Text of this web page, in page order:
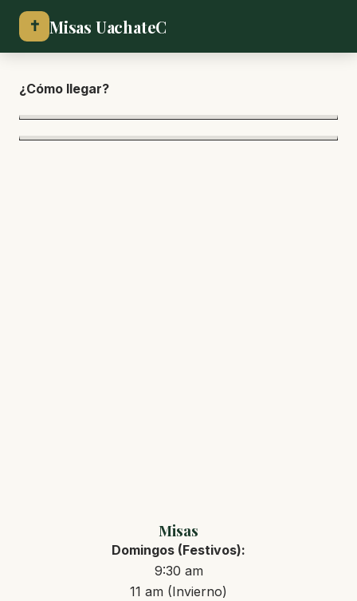
✝ Misas UachateC
¿Cómo llegar?
Misas
Domingos (Festivos):
9:30 am
11 am (Invierno)